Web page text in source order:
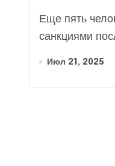
Еще пять человек, которые продвигали антиукраинские нарративы, оказались под
санкциями
Июл 21, 2025